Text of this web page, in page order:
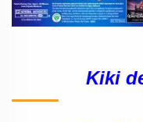
Kiki